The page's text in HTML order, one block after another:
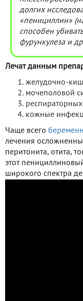
долгих
«пенициллин»
способен
фурункулеза и
Лечат данным
желудочно-
мочеполовой
респираторных
кожные
Чаще всего
лечения
перитонита, отита,
этот
широкого спектра